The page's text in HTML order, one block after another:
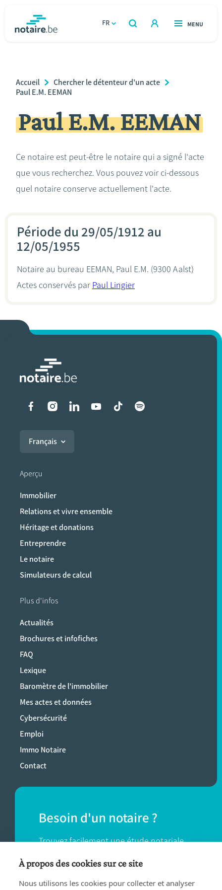
FR
OUVERT
RECHERCHER
OUVERT
MENU
Relations et vivre ensemble
Héritage et donations
Le notaire
Breadcrumb
Accueil
Chercher le détenteur d'un acte
Paul E.M. EEMAN
Paul E.M. EEMAN
Ce notaire est peut-être le notaire qui a signé l'acte
que vous recherchez. Vous pouvez voir ci-dessous
quel notaire conserve actuellement l'acte.
Période du 29/05/1912 au
12/05/1955
Notaire au bureau EEMAN, Paul E.M. (9300 Aalst)
Actes conservés par Paul Lingier
Liens vers les réseaux
Français
Aperçu
Immobilier
Relations et vivre ensemble
Héritage et donations
Entreprendre
Le notaire
Simulateurs de calcul
Plus d'infos
Actualités
Brochures et infofiches
FAQ
Lexique
Baromètre de l'immobilier
Mes actes et données
Cybersécurité
Emploi
Immo Notaire
Contact
Besoin d'un notaire ?
Trouvez facilement une étude notariale
près de chez vous.
TROUVER UN NOTAIRE
À propos des cookies sur ce site
Nous utilisons les cookies pour collecter et analyser